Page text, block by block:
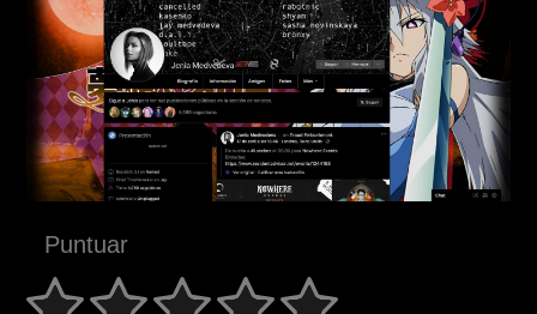
Puntuar